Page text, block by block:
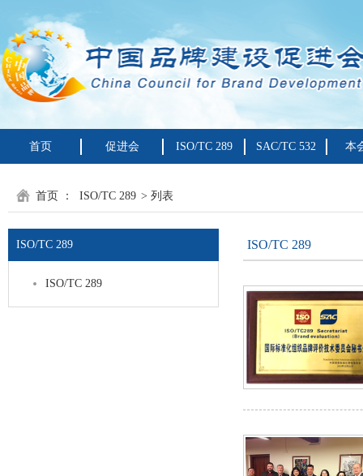
首页 促进会 ISO/TC 289 SAC/TC 532 本
首页 ： ISO/TC 289 > 列表
ISO/TC 289
ISO/TC 289
ISO/TC 289